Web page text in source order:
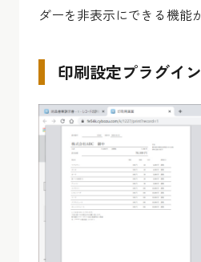
ダーを非表示にできる機能
印刷設定プラグイン